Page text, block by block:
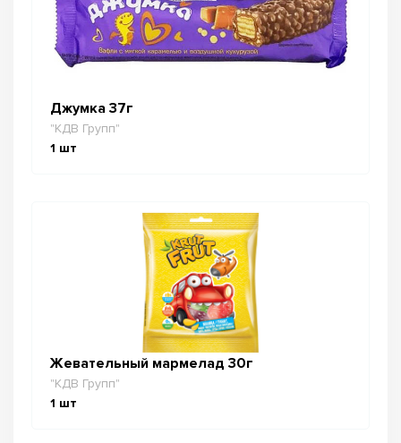
Джумка 37г
"КДВ Групп"
1 шт
Жевательный мармелад 30г
"КДВ Групп"
1 шт